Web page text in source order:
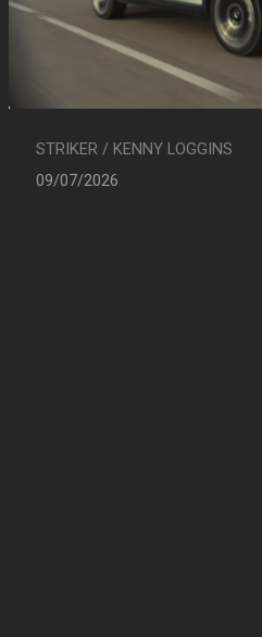
STRIKER / KENNY LOGGINS
09/07/2026